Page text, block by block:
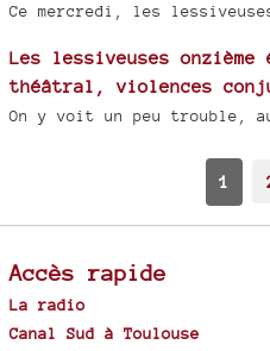
Ce mercredi, les
Les lessiveuses
théâtral, violences
On y voit un peu trouble,
1
Accès rapide
La radio
Canal Sud à Toulouse